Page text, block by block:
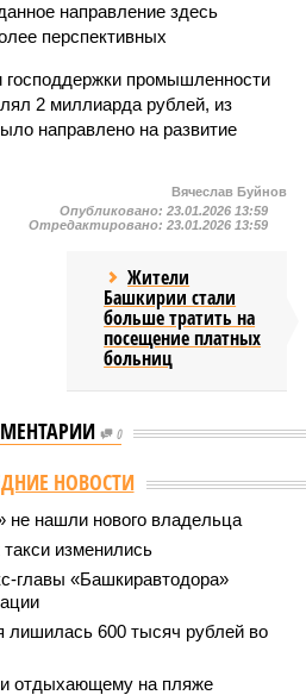
направление здесь
перспективных
промышленности
2 миллиарда рублей, из
направлено на развитие
Вячеслав Буйнов
Опубликовано: 23.01.2026 13:59
Отредактировано: 23.01.2026 13:59
Жители
Башкирии стали
больше тратить на
посещение платных
больниц
0
НОВОСТИ
не нашли нового владельца
изменились
главы «Башкиравтодора»
лишилась 600 тысяч рублей во
отдыхающему на пляже